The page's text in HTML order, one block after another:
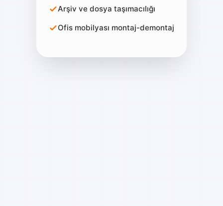
Arşiv ve dosya taşımacılığı
Ofis mobilyası montaj-demontaj